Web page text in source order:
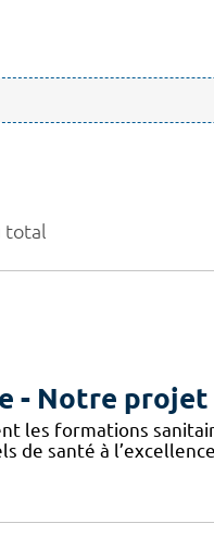
total
- Notre projet
les formations
de santé à